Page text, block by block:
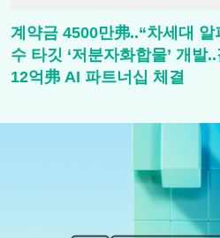
계약금 4500만弗..“차세대
수 타깃 ‘저분자화합물’ 개발
12억弗 AI 파트너십 체결